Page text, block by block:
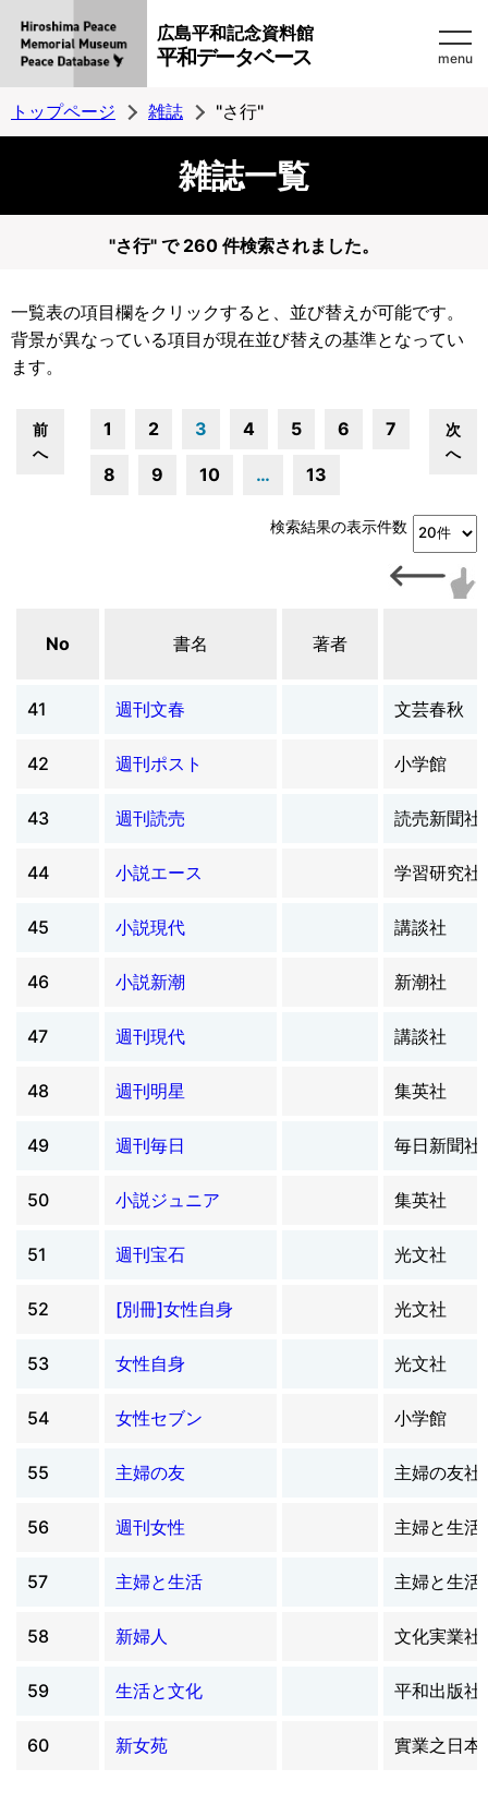
広島平和記念資料館
平和データベース menu
トップページ 雑誌 "さ行"
雑誌一覧
"さ行" で 260 件検索されました。
一覧表の項目欄をクリックすると、並び替えが可能です。
背景が異なっている項目が現在並び替えの基準となってい
ます。
前
へ
1 2 3 4 5 6 7
8 9 10 … 13
次
へ
検索結果の表示件数
No 書名 著者
41 週刊文春 文芸春秋
42 週刊ポスト 小学館
43 週刊読売 読売新聞社
44 小説エース 学習研究社
45 小説現代 講談社
46 小説新潮 新潮社
47 週刊現代 講談社
48 週刊明星 集英社
49 週刊毎日 毎日新聞社
50 小説ジュニア 集英社
51 週刊宝石 光文社
52 [別冊]女性自身 光文社
53 女性自身 光文社
54 女性セブン 小学館
55 主婦の友 主婦の友社
56 週刊女性 主婦と生活
57 主婦と生活 主婦と生活
58 新婦人 文化実業社
59 生活と文化 平和出版社
60 新女苑 實業之日